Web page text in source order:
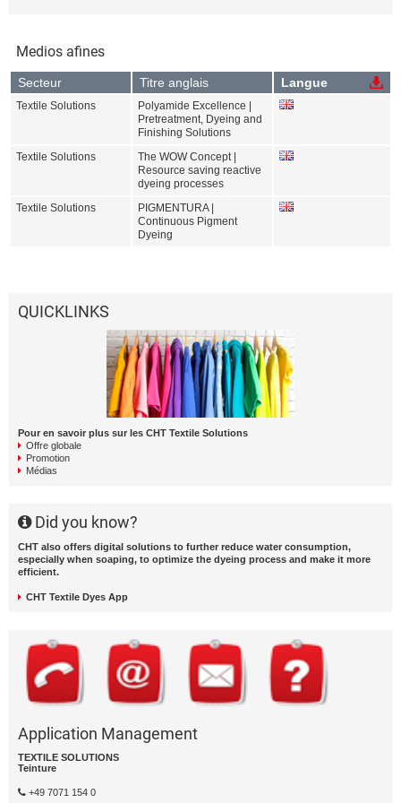
Medios afines
Secteur Titre anglais Langue
Textile Solutions
Polyamide Excellence |
Pretreatment, Dyeing and
Finishing Solutions
Textile Solutions
The WOW Concept |
Resource saving reactive
dyeing processes
Textile Solutions
PIGMENTURA |
Continuous Pigment
Dyeing
QUICKLINKS
Pour en savoir plus sur les CHT Textile Solutions
Offre globale
Promotion
Médias
Did you know?
CHT also offers digital solutions to further reduce water consumption,
especially when soaping, to optimize the dyeing process and make it more
efficient.
CHT Textile Dyes App
Application Management
TEXTILE SOLUTIONS
Teinture
+49 7071 154 0